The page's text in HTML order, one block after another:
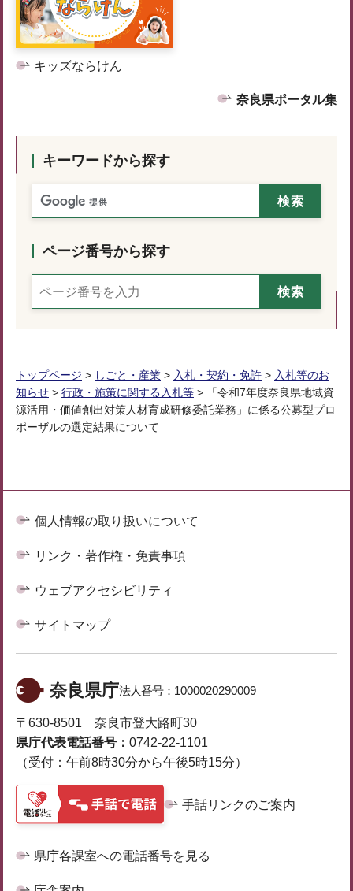
キッズならけん
奈良県ポータル集
キーワードから探す
ページ番号から探す
トップページ > しごと・産業 > 入札・契約・免許 > 入札等のお
知らせ > 行政・施策に関する入札等 > 「令和7年度奈良県地域資
源活用・価値創出対策人材育成研修委託業務」に係る公募型プロ
ポーザルの選定結果について
個人情報の取り扱いについて
リンク・著作権・免責事項
ウェブアクセシビリティ
サイトマップ
奈良県庁法人番号： 1000020290009
〒630-8501 奈良市登大路町30
県庁代表電話番号： 0742-22-1101
（受付：午前8時30分から午後5時15分）
手話リンクのご案内
県庁各課室への電話番号を見る